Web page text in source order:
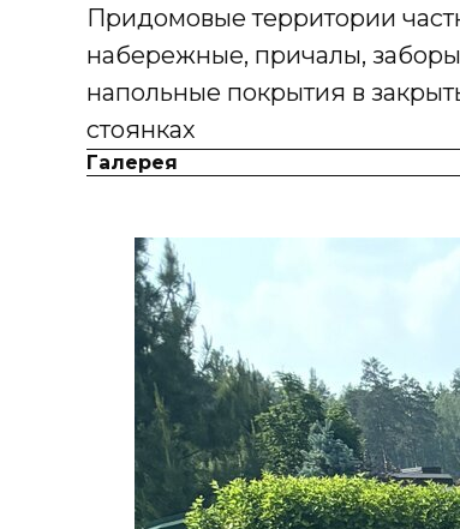
Придомовые территории
набережные, причалы,
напольные покрытия в
стоянках
Галерея